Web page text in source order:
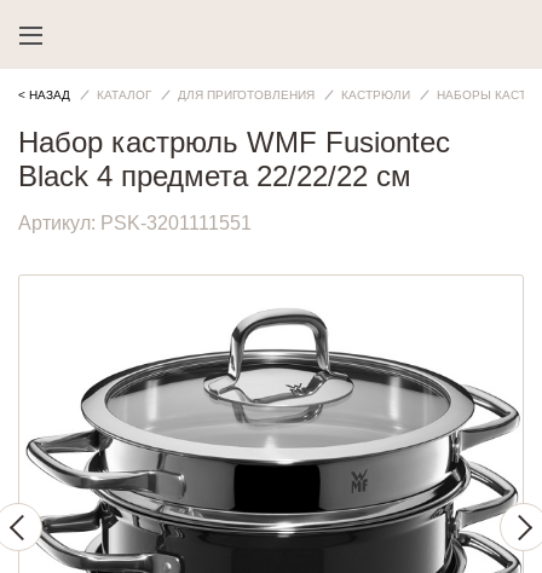
< НАЗАД КАТАЛОГ ДЛЯ ПРИГОТОВЛЕНИЯ КАСТРЮЛИ НАБОРЫ
Набор кастрюль WMF Fusiontec
Black 4 предмета 22/22/22 см
Артикул: PSK-3201111551